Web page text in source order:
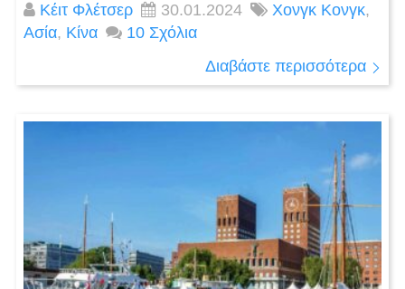
Κέιτ Φλέτσερ 30.01.2024 Χονγκ Κονγκ,
Ασία, Κίνα
10 Σχόλια
Διαβάστε περισσότερα